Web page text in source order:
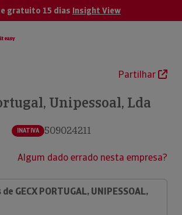
gratuito 15 dias Insight View
Partilhar
Unipessoal, Lda
INATIVA 509024211
Algum dado errado nesta empresa?
GECX PORTUGAL, UNIPESSOAL,